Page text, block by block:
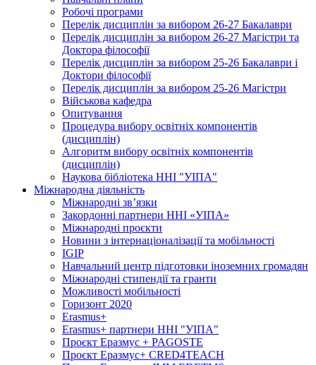
Робочі програми
Перелік дисциплін за вибором 26-27 Бакалаври
Перелік дисциплін за вибором 26-27 Магістри та
Доктора філософії
Перелік дисциплін за вибором 25-26 Бакалаври і
Доктори філософії
Перелік дисциплін за вибором 25-26 Магістри
Військова кафедра
Опитування
Процедура вибору освітніх компонентів
(дисциплін)
Алгоритм вибору освітніх компонентів
(дисциплін)
Наукова бібліотека ННІ "УІПА"
Міжнародна діяльність
Міжнародні зв’язки
Закордонні партнери ННІ «УІПА»
Міжнародні проєкти
Новини з інтернаціоналізації та мобільності
IGIP
Навчальний центр підготовки іноземних громадян
Міжнародні стипендії та гранти
Можливості мобільності
Горизонт 2020
Erasmus+
Erasmus+ партнери ННІ "УІПА"
Проєкт Еразмус + PAGOSTE
Проєкт Еразмус+ CRED4TEACH